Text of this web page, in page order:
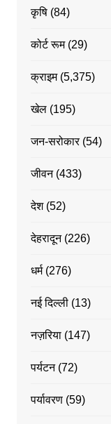
कृषि(84)
कोर्ट रूम(29)
क्राइम(5,375)
खेल(195)
जन-सरोकार(54)
जीवन(433)
देश(52)
देहरादून(226)
धर्म(276)
नई दिल्ली(13)
नज़रिया(147)
पर्यटन(72)
पर्यावरण(59)